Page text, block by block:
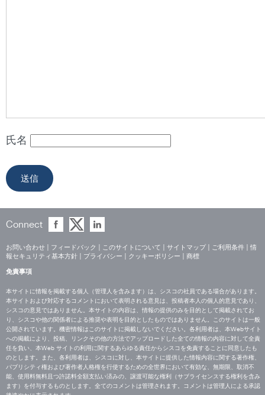
氏名
Connect
お問い合わせ フィードバック このサイトについて サイトマップ ご利用条件
情
報セキュリティ基本方針
プライバシー クッキーポリシー 商標
免責事項
本サイトに情報を掲載する個人（管理人を含みます）は、シスコの社員である場合があります。
本サイトおよび対応するコメントにおいて表明される意見は、投稿者本人の個人的意見であり、
シスコの意見ではありません。本サイトの内容は、情報の提供のみを目的として掲載されてお
り、シスコや他の関係者による推奨や表明を目的としたものではありません。このサイトは一般
公開されています。機密情報はこのサイトに掲載しないでください。各利用者は、本Webサイト
への掲載により、投稿、リンクその他の方法でアップロードした全ての情報の内容に対して全責
任を負い、本Web サイトの利用に関するあらゆる責任からシスコを免責することに同意したも
のとします。また、各利用者は、シスコに対し、本サイトに提供した情報内容に関する著作権、
パブリシティ権および著作者人格権を行使するための全世界において有効な、無期限、取消不
能、使用料無料且つ許諾料全額支払い済みの、譲渡可能な権利（サブライセンスする権利を含み
ます）を付与するものとします。全てのコメントは管理されます。コメントは管理人による承認